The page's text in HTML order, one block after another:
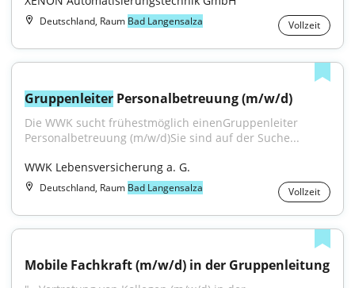
Deutschland, Raum Bad Langensalza Vollzeit
Gruppenleiter Personalbetreuung (m/w/d)
Die WWK sucht frühestmöglich einenGruppenleiter
Personalbetreuung (m/w/d)Sie sind auf der Suche...
WWK Lebensversicherung a. G.
Deutschland, Raum Bad Langensalza Vollzeit
Mobile Fachkraft (m/w/d) in der Gruppenleitung